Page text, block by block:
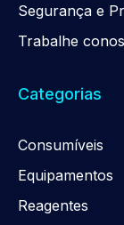
Segurança e
Trabalhe
Categorias
Consumíveis
Equipamentos
Reagentes